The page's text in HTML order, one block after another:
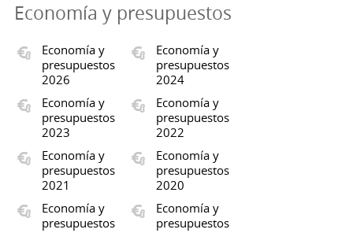
Economía y presupuestos
Economía y
presupuestos
2026
Economía y
presupuestos
2024
Economía y
presupuestos
2023
Economía y
presupuestos
2022
Economía y
presupuestos
2021
Economía y
presupuestos
2020
Economía y
presupuestos
Economía y
presupuestos